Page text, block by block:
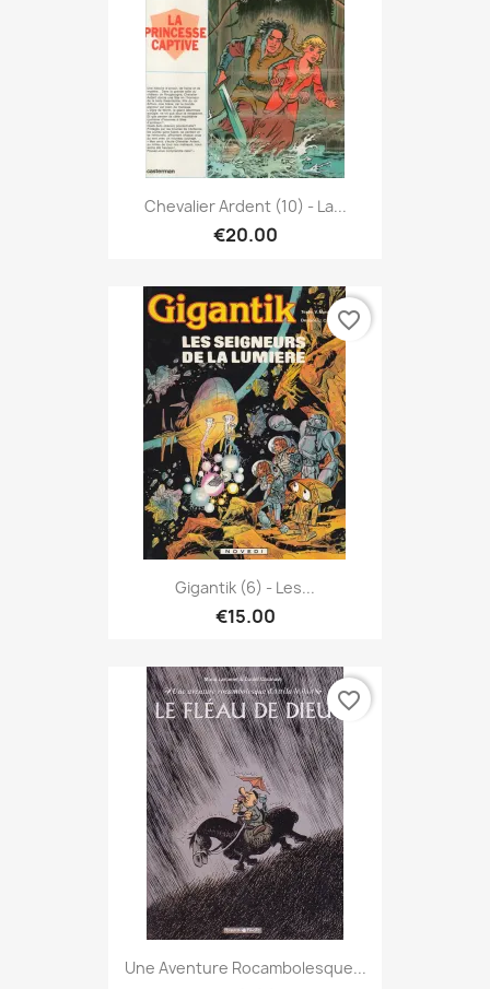
Chevalier Ardent (10) - La...
€20.00
Gigantik (6) - Les...
€15.00
favorite_border
Une Aventure Rocambolesque...
favorite_border